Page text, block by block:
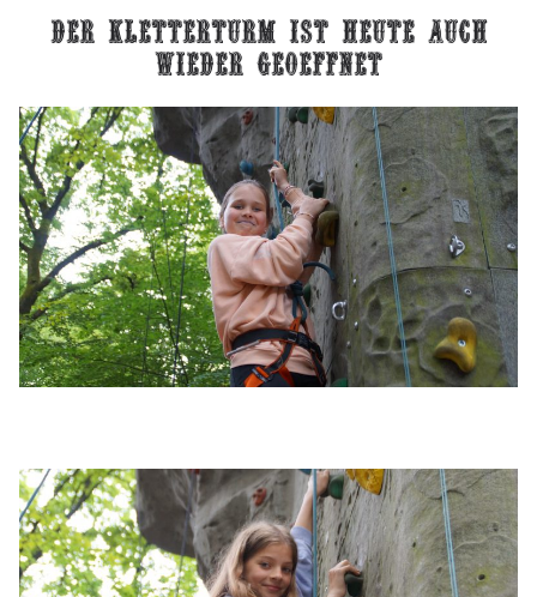
der Kletterturm ist heute auch
wieder geoeffnet